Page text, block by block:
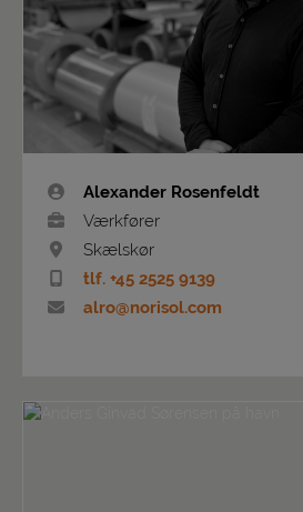
Alexander Rosenfeldt
Værkfører
Skælskør
tlf. +45 2525 9139
alro@norisol.com